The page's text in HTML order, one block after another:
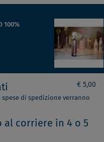
100%
€ 5,00
di spedizione verranno
al corriere in 4 o 5